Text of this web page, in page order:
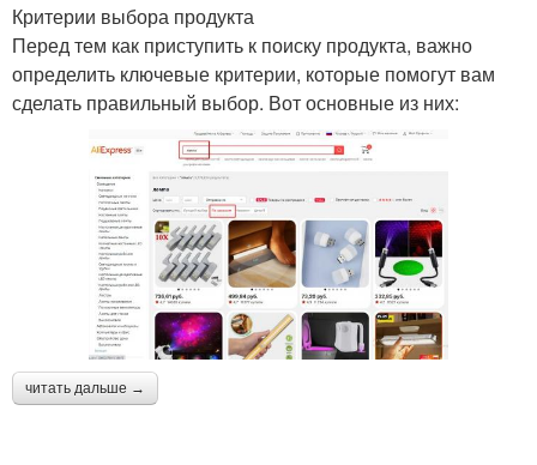
Критерии выбора продукта
Перед тем как приступить к поиску продукта, важно
определить ключевые критерии, которые помогут вам
сделать правильный выбор. Вот основные из них:
читать дальше →